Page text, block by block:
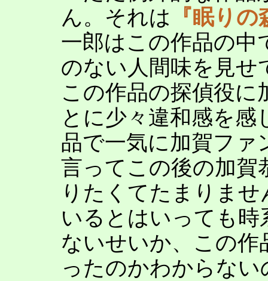
ん。それは 『眠りの
一郎はこの作品の中
のない人間味を見せ
この作品の探偵役に
とに少々違和感を
品で一気に加賀フ
言ってこの後の加賀
りたくてたまりま
いるとはいっても
ないせいか、この作
ったのかわからな